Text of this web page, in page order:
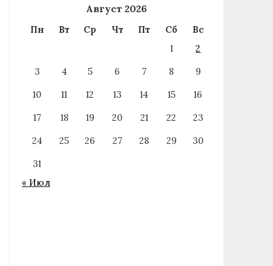
Август 2026
Пн Вт Ср Чт Пт Сб
Вс
1
2
3
4 5 6 7 8
9
10
11 12 13 14 15
16
17
18 19 20 21 22
23
24
25 26 27 28 29
30
31
« Июл